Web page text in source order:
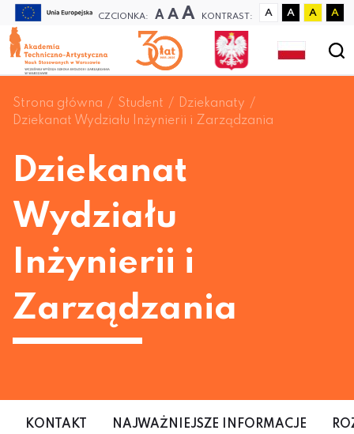
CZCIONKA: A A A KONTRAST: A A A A
Strona główna Student
Dziekanaty
Dziekanat Wydziału Inżynierii i Zarządzania
Dziekanat
Wydziału
Inżynierii i
Zarządzania
KONTAKT NAJWAŻNIEJSZE INFORMACJE